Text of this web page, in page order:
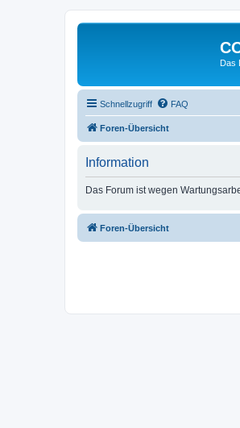
Das
Schnellzugriff FAQ
Foren-Übersicht
Information
Das Forum ist wegen
Foren-Übersicht